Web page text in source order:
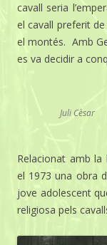
cavall seria
el cavall preferit
el montés. Amb
es va decidir a
Juli Cèsar
Relacionat amb la
el 1973 una obra
jove adolescent
religiosa pels